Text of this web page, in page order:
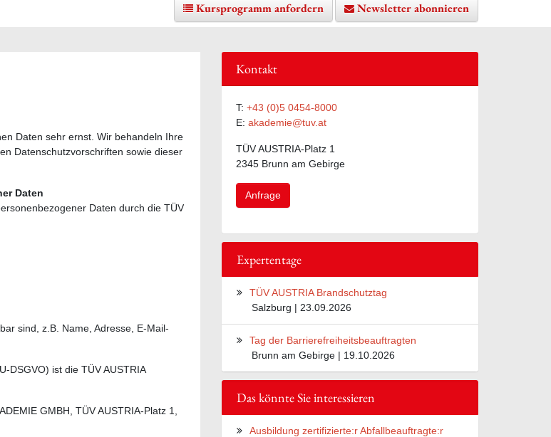
Kursprogramm anfordern Newsletter abonnieren
Daten sehr ernst. Wir behandeln Ihre
Datenschutzvorschriften sowie dieser
Daten
Daten durch die TÜV
sind, z.B. Name, Adresse, E-Mail-
DSGVO) ist die TÜV AUSTRIA
GMBH, TÜV AUSTRIA-Platz 1,
Kontakt
T: +43 (0)5 0454-8000
E: akademie@tuv.at
TÜV AUSTRIA-Platz 1
2345 Brunn am Gebirge
Anfrage
Expertentage
TÜV AUSTRIA Brandschutztag
Salzburg | 23.09.2026
Tag der Barrierefreiheitsbeauftragten
Brunn am Gebirge | 19.10.2026
Das könnte Sie interessieren
Ausbildung zertifizierte:r Abfallbeauftragte:r